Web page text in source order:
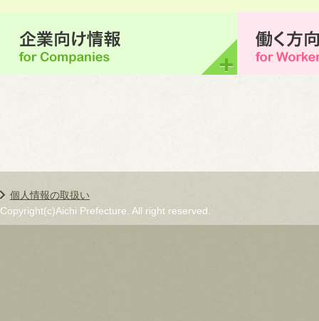
個人情報の取扱い
Copyright(c)Aichi Prefecture. All right reserved.